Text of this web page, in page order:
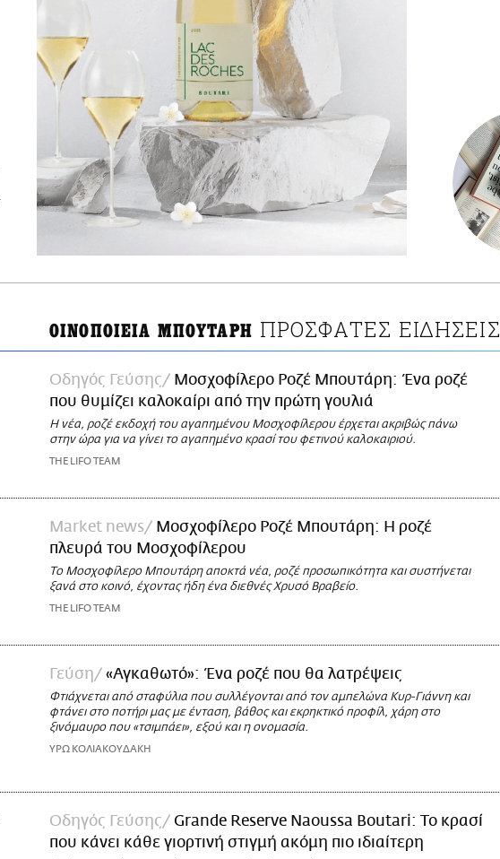
ΟΙΝΟΠΟΙΕΙΑ ΜΠΟΥΤΑΡΗ ΠΡΟΣΦΑΤΕΣ ΕΙΔΗΣΕΙΣ
Οδηγός Γεύσης
Μοσχοφίλερο Ροζέ Μπουτάρη: Ένα ροζέ
που θυμίζει καλοκαίρι από την πρώτη γουλιά
Η νέα, ροζέ εκδοχή του αγαπημένου Μοσχοφίλερου έρχεται ακριβώς πάνω
στην ώρα για να γίνει το αγαπημένο κρασί του φετινού καλοκαιριού.
THE LIFO TEAM
Market news
Μοσχοφίλερο Ροζέ Μπουτάρη: Η ροζέ
πλευρά του Μοσχοφίλερου
Το Μοσχοφίλερο Μπουτάρη αποκτά νέα, ροζέ προσωπικότητα και συστήνεται
ξανά στο κοινό, έχοντας ήδη ένα διεθνές Χρυσό Βραβείο.
THE LIFO TEAM
Γεύση «Αγκαθωτό»: Ένα ροζέ που θα λατρέψεις
Φτιάχνεται από σταφύλια που συλλέγονται από τον αμπελώνα Κυρ-Γιάννη και
φτάνει στο ποτήρι μας με ένταση, βάθος και εκρηκτικό προφίλ, χάρη στο
ξινόμαυρο που «τσιμπάει», εξού και η ονομασία.
ΥΡΩ ΚΟΛΙΑΚΟΥΔΑΚΗ
Οδηγός Γεύσης
Grande Reserve Naoussa Boutari: Το κρασί
που κάνει κάθε γιορτινή στιγμή ακόμη πιο ιδιαίτερη